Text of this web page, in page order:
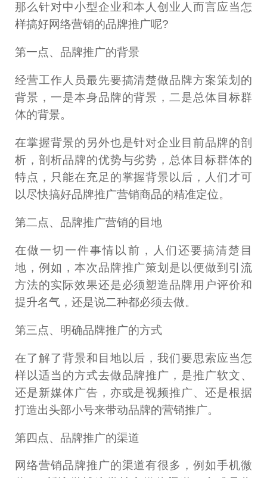
那么针对中小型企业和本人创业人而言应当怎
样搞好网络营销的品牌推广呢?
第一点、品牌推广的背景
经营工作人员最先要搞清楚做品牌方案策划的
背景，一是本身品牌的背景，二是总体目标群
体的背景。
在掌握背景的另外也是针对企业目前品牌的剖
析，剖析品牌的优势与劣势，总体目标群体的
特点，只能在充足的掌握背景以后，人们才可
以尽快搞好品牌推广营销商品的精准定位。
第二点、品牌推广营销的目地
在做一切一件事情以前，人们还要搞清楚目
地，例如，本次品牌推广策划是以便做到引流
方法的实际效果还是必须塑造品牌用户评价和
提升名气，还是说二种都必须去做。
第三点、明确品牌推广的方式
在了解了背景和目地以后，我们要思索应当怎
样以适当的方式去做品牌推广，是推广软文、
还是新媒体广告，亦或是视频推广、还是根据
打造出头部小号来带动品牌的营销推广。
第四点、品牌推广的渠道
网络营销品牌推广的渠道有很多，例如手机微